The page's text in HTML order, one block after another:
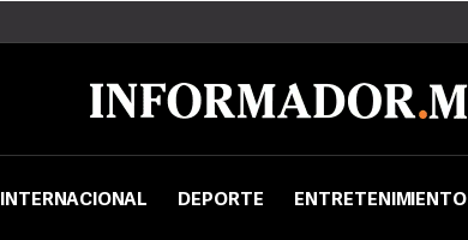
INTERNACIONAL DEPORTE ENTRETENIMIENTO